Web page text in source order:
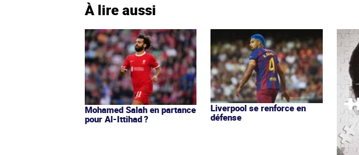
À lire aussi
Mohamed Salah en partance
pour Al-Ittihad ?
Liverpool se renforce en
défense